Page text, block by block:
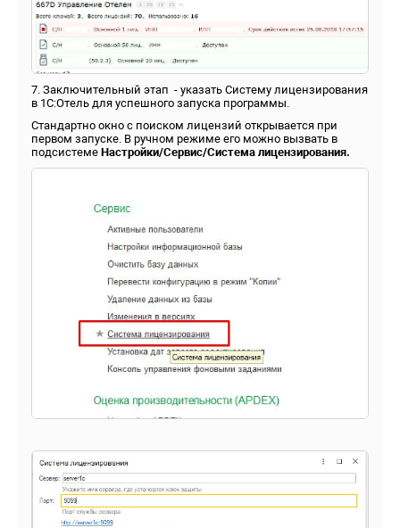
7. Заключительный этап - указать Систему лицензирования
в 1С:Отель для успешного запуска программы.
Стандартно окно с поиском лицензий открывается при
первом запуске. В ручном режиме его можно вызвать в
подсистеме Настройки/Сервис/Система лицензирования.